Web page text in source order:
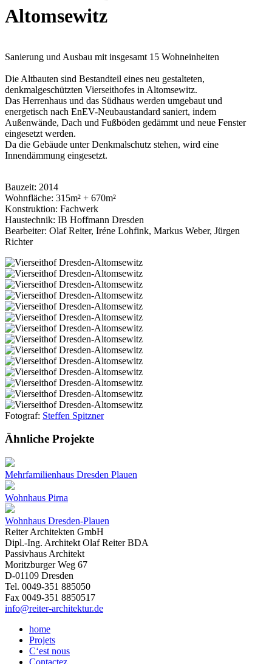
Altomsewitz
Sanierung und Ausbau mit insgesamt 15 Wohneinheiten
Die Altbauten sind Bestandteil eines neu gestalteten,
denkmalgeschützten Vierseithofes in Altomsewitz.
Das Herrenhaus und das Südhaus werden umgebaut und
energetisch nach EnEV-Neubaustandard saniert, indem
Außenwände, Dach und Fußböden gedämmt und neue Fenster
eingesetzt werden.
Da die Gebäude unter Denkmalschutz stehen, wird eine
Innendämmung eingesetzt.
Bauzeit: 2014
Wohnfläche: 315m² + 670m²
Konstruktion: Fachwerk
Haustechnik: IB Hoffmann Dresden
Bearbeiter: Olaf Reiter, Iréne Lohfink, Markus Weber, Jürgen
Richter
Fotograf: Steffen Spitzner
Ähnliche Projekte
Mehrfamilienhaus Dresden Plauen
Wohnhaus Pirna
Wohnhaus Dresden-Plauen
Reiter Architekten GmbH
Dipl.-Ing. Architekt Olaf Reiter BDA
Passivhaus Architekt
Moritzburger Weg 67
D-01109 Dresden
Tel. 0049-351 885050
Fax 0049-351 8850517
info@reiter-architektur.de
home
Projets
C‘est nous